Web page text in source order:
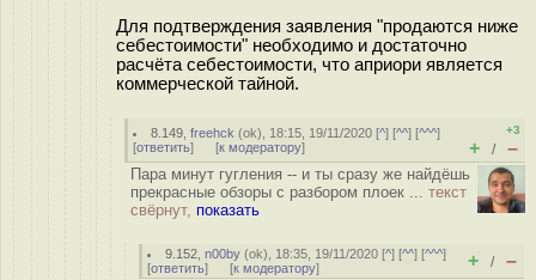
Для подтверждения заявления "продаются ниже
себестоимости" необходимо и достаточно
расчёта себестоимости, что априори является
коммерческой тайной.
8.149 ,freehck (ok), 18:15, 19/11/2020 [^] [^^] [^^^]
[ответить] [к модератору]
+3
+ / –
Пара минут гугления -- и ты сразу же найдёшь
прекрасные обзоры с разбором плоек ... текст
свёрнут, показать
9.152 ,n00by (ok), 18:35, 19/11/2020 [^] [^^] [^^^]
[ответить] [к модератору] + / –